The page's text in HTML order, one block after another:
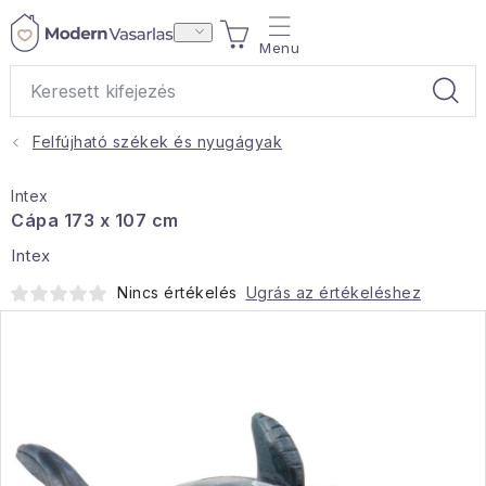
Ugrás
KOSÁR
Ajándékok
Otthoni illatok
Hobbi és kert
Felfújható székek és nyugágyak
Intex
Cápa 173 x 107 cm
Intex
Nincs értékelés Ugrás az értékeléshez